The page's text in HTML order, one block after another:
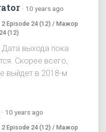
· 10 years ago
2 Episode 24 (12) / Мажор
(12)
Дата выхода пока
Скорее всего,
выйдет в 2018-м
· 10 years ago
2 Episode 24 (12) / Мажор